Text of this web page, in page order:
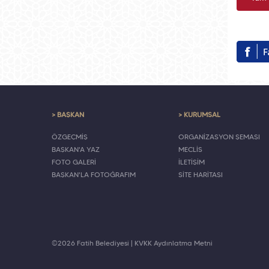
> BAŞKAN
ÖZGEÇMİŞ
BAŞKAN'A YAZ
FOTO GALERİ
BAŞKAN'LA FOTOĞRAFIM
> KURUMSAL
ORGANİZASYON ŞEMASI
MECLİS
İLETİŞİM
SİTE HARİTASI
©2026 Fatih Belediyesi | KVKK Aydınlatma Metni